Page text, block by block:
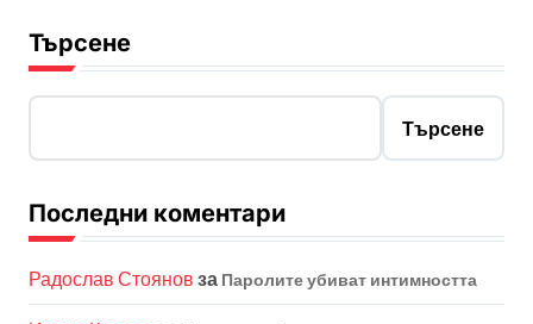
Търсене
Търсене
Последни коментари
Радослав Стоянов за Паролите убиват интимността